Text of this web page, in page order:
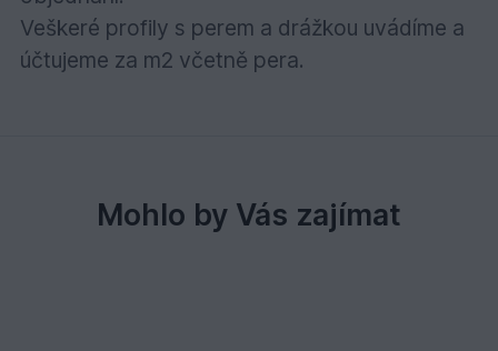
Veškeré profily s perem a drážkou uvádíme a
účtujeme za m2 včetně pera.
Mohlo by Vás zajímat